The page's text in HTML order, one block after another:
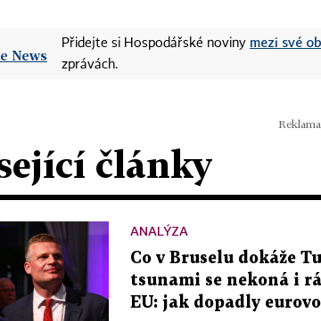
Přidejte si Hospodářské noviny mezi své
zprávách.
články
ANALÝZA
Co v Bruselu dokáže
tsunami se nekoná i
EU: jak dopadly